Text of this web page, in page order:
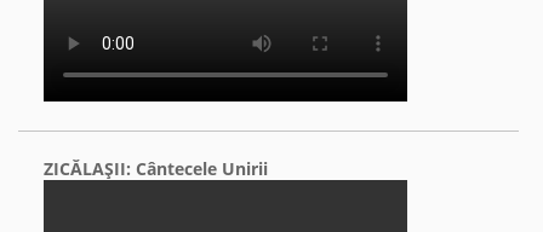
ZICĂLAŞII: Cântecele Unirii